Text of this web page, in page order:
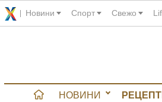
Новини Спорт Свежо
НОВИНИ